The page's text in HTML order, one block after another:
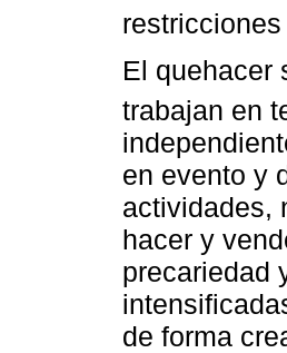
El quehacer
trabajan en
en evento y
actividades,
hacer y
precariedad
de forma